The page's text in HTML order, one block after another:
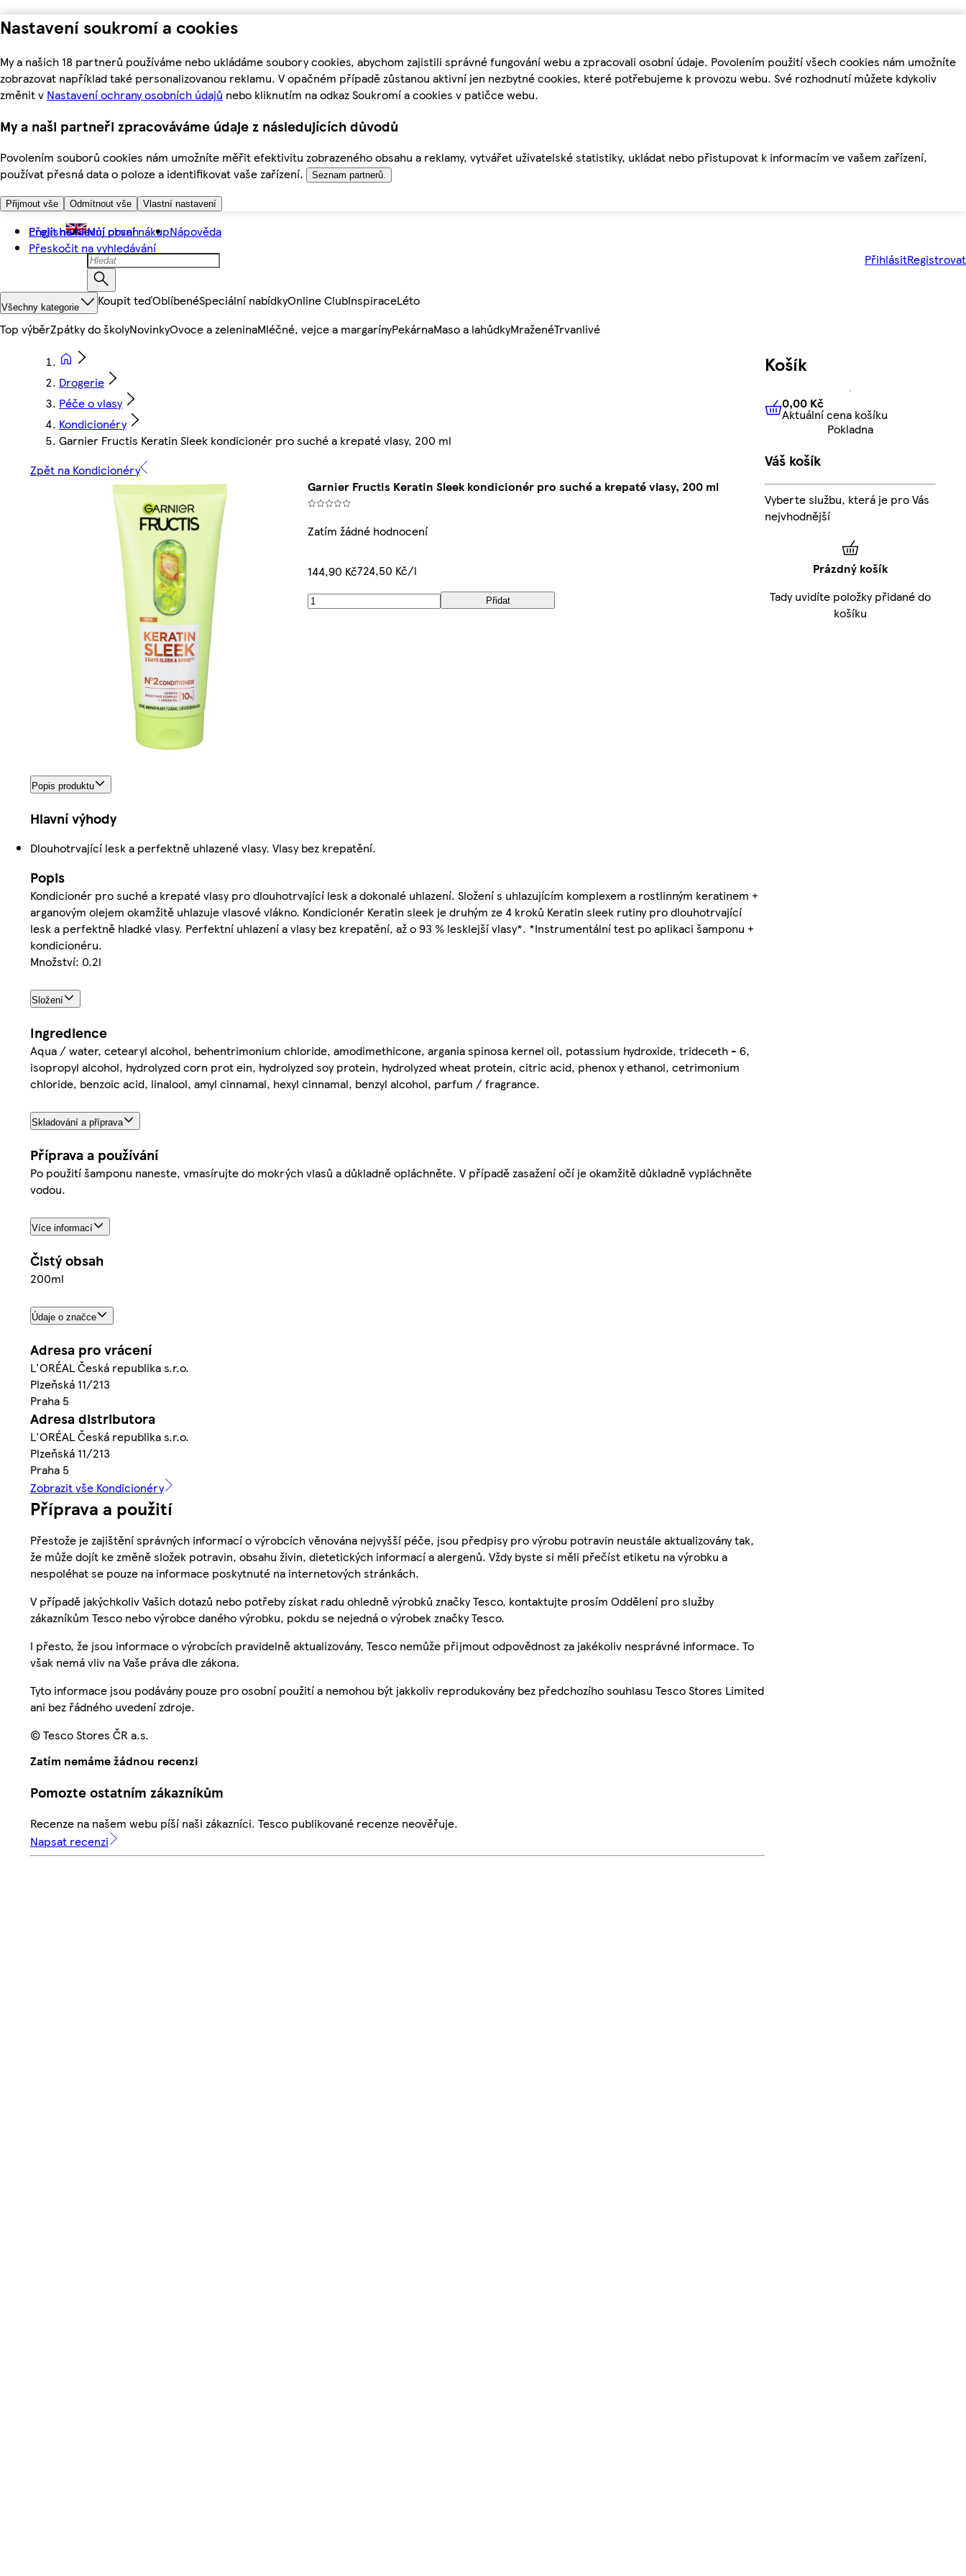
Nastavení soukromí a cookies
My a našich 18 partnerů používáme nebo ukládáme soubory cookies, abychom zajistili správné fungování webu a zpracovali osobní údaje. Povolením použití všech cookies nám umožníte
zobrazovat například také personalizovanou reklamu. V opačném případě zůstanou aktivní jen nezbytné cookies, které potřebujeme k provozu webu. Své rozhodnutí můžete kdykoliv
změnit v Nastavení ochrany osobních údajů nebo kliknutím na odkaz Soukromí a cookies v patičce webu.
My a naši partneři zpracováváme údaje z následujících důvodů
Povolením souborů cookies nám umožníte měřit efektivitu zobrazeného obsahu a reklamy, vytvářet uživatelské statistiky, ukládat nebo přistupovat k informacím ve vašem zařízení,
používat přesná data o poloze a identifikovat vaše zařízení.
Seznam partnerů.
Přijmout vše Odmítnout vše Vlastní nastavení
Přejít na hlavní obsah
Přeskočit na vyhledávání
English Můj první nákupNápověda
PřihlásitRegistrovat
Všechny kategorie Koupit teďOblíbenéSpeciální nabídkyOnline ClubInspiraceLéto
Top výběrZpátky do školyNovinkyOvoce a zeleninaMléčné, vejce a margarínyPekárnaMaso a lahůdkyMraženéTrvanlivé
Drogerie
Péče o vlasy
Kondicionéry
Garnier Fructis Keratin Sleek kondicionér pro suché a krepaté vlasy, 200 ml
Zpět na Kondicionéry
Garnier Fructis Keratin Sleek kondicionér pro suché a krepaté vlasy, 200 ml
Zatím žádné hodnocení
144,90 Kč724,50 Kč/l
Přidat
Popis produktu
Hlavní výhody
Dlouhotrvající lesk a perfektně uhlazené vlasy. Vlasy bez krepatění.
Popis
Kondicionér pro suché a krepaté vlasy pro dlouhotrvající lesk a dokonalé uhlazení. Složení s uhlazujícím komplexem a rostlinným keratinem +
arganovým olejem okamžitě uhlazuje vlasové vlákno. Kondicionér Keratin sleek je druhým ze 4 kroků Keratin sleek rutiny pro dlouhotrvající
lesk a perfektně hladké vlasy. Perfektní uhlazení a vlasy bez krepatění, až o 93 % lesklejší vlasy*. *Instrumentální test po aplikaci šamponu +
kondicionéru.
Množství: 0.2l
Složení
Ingredience
Aqua / water, cetearyl alcohol, behentrimonium chloride, amodimethicone, argania spinosa kernel oil, potassium hydroxide, trideceth - 6,
isopropyl alcohol, hydrolyzed corn prot ein, hydrolyzed soy protein, hydrolyzed wheat protein, citric acid, phenox y ethanol, cetrimonium
chloride, benzoic acid, linalool, amyl cinnamal, hexyl cinnamal, benzyl alcohol, parfum / fragrance.
Skladování a příprava
Příprava a používání
Po použití šamponu naneste, vmasírujte do mokrých vlasů a důkladně opláchněte. V případě zasažení očí je okamžitě důkladně vypláchněte
vodou.
Více informací
Čistý obsah
200ml
Údaje o značce
Adresa pro vrácení
L'ORÉAL Česká republika s.r.o.
Plzeňská 11/213
Praha 5
Adresa distributora
L'ORÉAL Česká republika s.r.o.
Plzeňská 11/213
Praha 5
Zobrazit vše Kondicionéry
Příprava a použití
Přestože je zajištění správných informací o výrobcích věnována nejvyšší péče, jsou předpisy pro výrobu potravin neustále aktualizovány tak,
že může dojít ke změně složek potravin, obsahu živin, dietetických informací a alergenů. Vždy byste si měli přečíst etiketu na výrobku a
nespoléhat se pouze na informace poskytnuté na internetových stránkách.
V případě jakýchkoliv Vašich dotazů nebo potřeby získat radu ohledně výrobků značky Tesco, kontaktujte prosím Oddělení pro služby
zákazníkům Tesco nebo výrobce daného výrobku, pokdu se nejedná o výrobek značky Tesco.
I přesto, že jsou informace o výrobcích pravidelně aktualizovány, Tesco nemůže přijmout odpovědnost za jakékoliv nesprávné informace. To
však nemá vliv na Vaše práva dle zákona.
Tyto informace jsou podávány pouze pro osobní použití a nemohou být jakkoliv reprodukovány bez předchozího souhlasu Tesco Stores Limited
ani bez řádného uvedení zdroje.
© Tesco Stores ČR a.s.
Zatím nemáme žádnou recenzi
Pomozte ostatním zákazníkům
Recenze na našem webu píší naši zákazníci. Tesco publikované recenze neověřuje.
Napsat recenzi
Košík
0,00 KčAktuální cena košíku
0,00 Kč
Aktuální cena košíku
Pokladna
Váš košík
Vyberte službu, která je pro Vás
nejvhodnější
Prázdný košík
Tady uvidíte položky přidané do
košíku